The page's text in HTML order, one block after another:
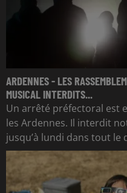
ARDENNES - LES
MUSICAL INTERDITS...
Un arrêté préfectoral est
les Ardennes. Il interdit
jusqu’à lundi dans tout le